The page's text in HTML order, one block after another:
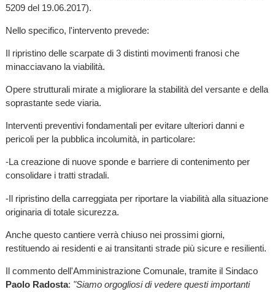
5209 del 19.06.2017).
Nello specifico, l'intervento prevede:
Il ripristino delle scarpate di 3 distinti movimenti franosi che
minacciavano la viabilità.
Opere strutturali mirate a migliorare la stabilità del versante e della
soprastante sede viaria.
Interventi preventivi fondamentali per evitare ulteriori danni e
pericoli per la pubblica incolumità, in particolare:
-La creazione di nuove sponde e barriere di contenimento per
consolidare i tratti stradali.
-Il ripristino della carreggiata per riportare la viabilità alla situazione
originaria di totale sicurezza.
Anche questo cantiere verrà chiuso nei prossimi giorni,
restituendo ai residenti e ai transitanti strade più sicure e resilienti.
Il commento dell'Amministrazione Comunale, tramite il Sindaco
Paolo Radosta: "Siamo orgogliosi di vedere questi importanti